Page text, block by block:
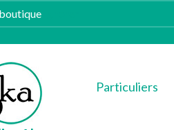
Particuliers